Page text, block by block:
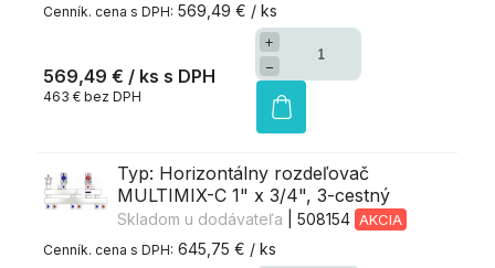
569,49 € / ks
569,49 € / ks
463 € bez DPH
+
−
Typ: Horizontálny rozdeľovač
MULTIMIX-C 1" x 3/4", 3-cestný
Skladom u dodávateľa | 508154 AKCIA
645,75 € / ks